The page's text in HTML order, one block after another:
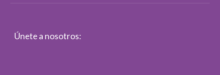
Únete a nosotros: